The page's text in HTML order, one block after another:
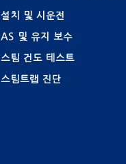
설치 및 시운전
AS 및 유지 보수
스팀 건도 테스트
스팀트랩 진단